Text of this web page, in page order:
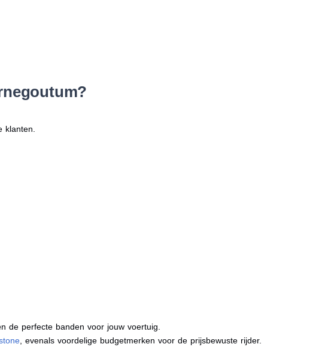
klanten.
de perfecte banden voor jouw voertuig.
, evenals voordelige budgetmerken voor de prijsbewuste rijder.